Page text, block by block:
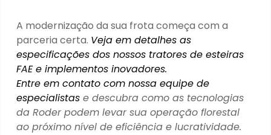
A modernização da sua frota começa com a
parceria certa. Veja em detalhes as
especificações dos nossos tratores de esteiras
FAE e implementos inovadores.
Entre em contato com nossa equipe de
especialistas e descubra como as tecnologias
da Roder podem levar sua operação florestal
ao próximo nível de eficiência e lucratividade.